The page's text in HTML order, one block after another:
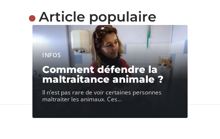
Article populaire
INFOS
Comment défendre la
maltraitance animale ?
Il n’est pas rare de voir certaines personnes
maltraiter les animaux. Ces…